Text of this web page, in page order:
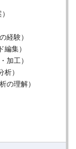
経験）
集）
加工）
）
の理解）